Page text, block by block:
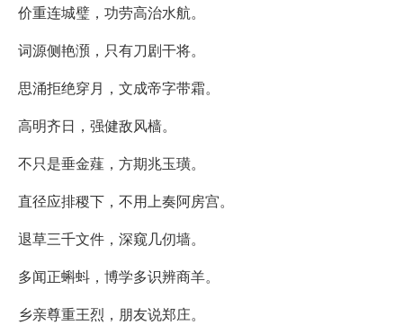
价重连城璧，功劳高治水航。
词源侧艳澦，只有刀剧干将。
思涌拒绝穿月，文成帝字带霜。
高明齐日，强健敌风樯。
不只是垂金薤，方期兆玉璜。
直径应排稷下，不用上奏阿房宫。
退草三千文件，深窥几仞墙。
多闻正蝌蚪，博学多识辨商羊。
乡亲尊重王烈，朋友说郑庄。